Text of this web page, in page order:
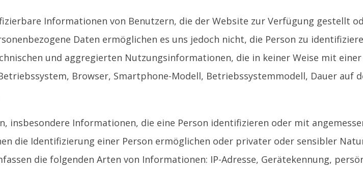
Informationen von Benutzern, die der Website zur Verfügung gestellt
Daten ermöglichen es uns jedoch nicht, die Person zu
und aggregierten Nutzungsinformationen, die in keiner Weise mit einer
Browser, Smartphone-Modell, Betriebssystemmodell, Dauer auf
Informationen, die eine Person identifizieren oder mit
die Identifizierung einer Person ermöglichen oder privater oder sensibler
die folgenden Arten von Informationen: IP-Adresse, Gerätekennung,